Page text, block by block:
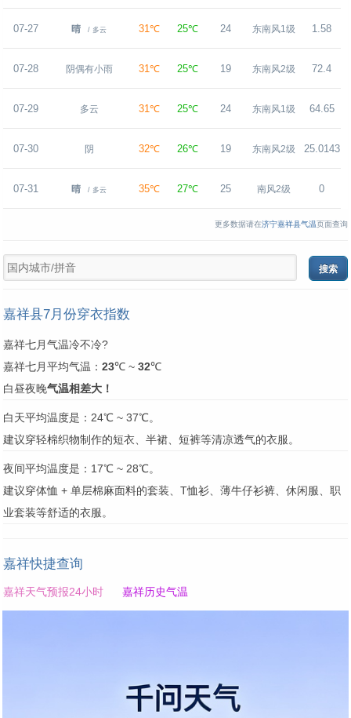
07-27 晴 / 多云 31℃ 25℃ 24 东南风1级 1.58
07-28 阴偶有小雨 31℃ 25℃ 19 东南风2级 72.4
07-29 多云 31℃ 25℃ 24 东南风1级 64.65
07-30 阴 32℃ 26℃ 19 东南风2级 25.0143
07-31 晴 / 多云 35℃ 27℃ 25 南风2级 0
更多数据请在济宁嘉祥县气温页面查询
嘉祥县7月份穿衣指数
嘉祥七月气温冷不冷?
嘉祥七月平均气温： 23℃ ~ 32℃
白昼夜晚气温相差大！
白天平均温度是：24℃ ~ 37℃。
建议穿轻棉织物制作的短衣、半裙、短裤等清凉透气的衣服。
夜间平均温度是：17℃ ~ 28℃。
建议穿体恤 + 单层棉麻面料的套装、T恤衫、薄牛仔衫裤、休闲服、职
业套装等舒适的衣服。
嘉祥快捷查询
嘉祥天气预报24小时 嘉祥历史气温